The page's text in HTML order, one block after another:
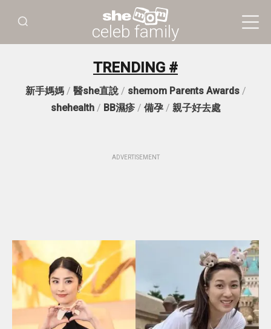
celeb family
TRENDING #
新手媽媽/ 醫she直說/ shemom Parents Awards/
shehealth/ BB濕疹/ 備孕/ 親子好去處
ADVERTISEMENT